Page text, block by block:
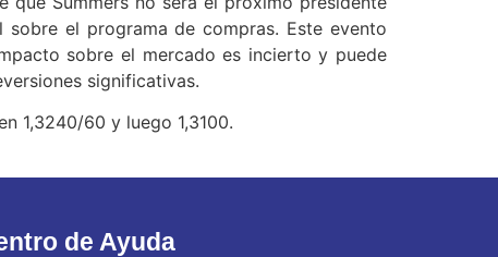
el programa de compras. Este evento
sobre el mercado es incierto y puede
significativas.
1,3240/60 y luego 1,3100.
de Ayuda